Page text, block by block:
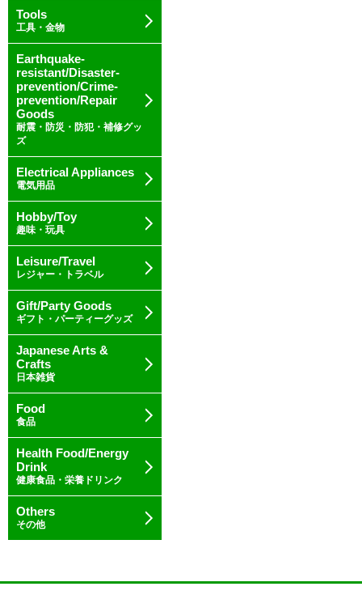
Tools
工具・金物
Earthquake-
resistant/Disaster-
prevention/Crime-
prevention/Repair
Goods
耐震・防災・防犯・補修グッ
ズ
Electrical Appliances
電気用品
Hobby/Toy
趣味・玩具
Leisure/Travel
レジャー・トラベル
Gift/Party Goods
ギフト・パーティーグッズ
Japanese Arts &
Crafts
日本雑貨
Food
食品
Health Food/Energy
Drink
健康食品・栄養ドリンク
Others
その他